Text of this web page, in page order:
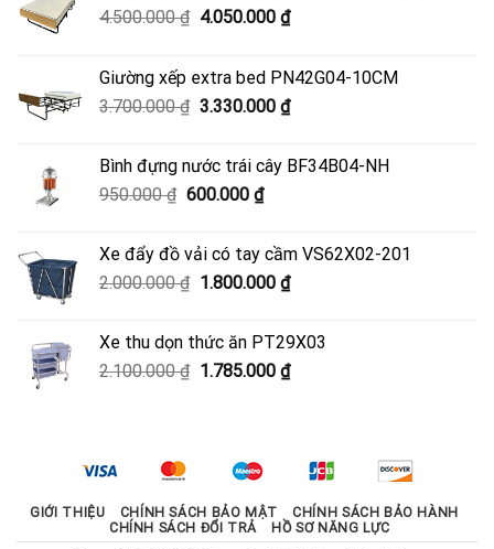
4.500.000₫ Giá
4.500.000 ₫.
4.050.000 ₫Giá
là:
4.050.000 ₫.
Giường xếp extra bed PN42G04-10CM
3.700.000₫ Giá
3.700.000 ₫.
3.330.000 ₫Giá
là:
Bình đựng nước trái cây BF34B04-NH
950.000₫ Giá
950.000 ₫.
600.000 ₫Giá
là:
600.000 ₫.
Xe đẩy đồ vải có tay cầm VS62X02-201
2.000.000₫ Giá
2.000.000 ₫.
1.800.000 ₫Giá
là:
1.800.000 ₫.
Xe thu dọn thức ăn PT29X03
2.100.000₫ Giá
1.785.000 ₫Giá
1.785.000 ₫.
GIỚI THIỆU CHÍNH SÁCH BẢO MẬT
CHÍNH SÁCH BẢO HÀNH
CHÍNH SÁCH ĐỔI TRẢ
HỒ SƠ NĂNG LỰC